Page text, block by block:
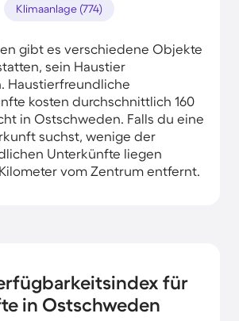
Klimaanlage (774)
gibt es verschiedene Objekte
sein Haustier
Haustierfreundliche
kosten durchschnittlich 160
in Ostschweden. Falls du eine
suchst, wenige der
Unterkünfte liegen
vom Zentrum entfernt.
für
in Ostschweden